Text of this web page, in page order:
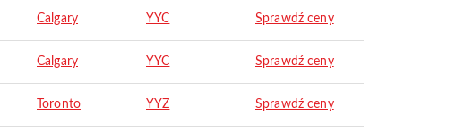
Calgary YYC Sprawdź ceny
Calgary YYC Sprawdź ceny
Toronto YYZ Sprawdź ceny